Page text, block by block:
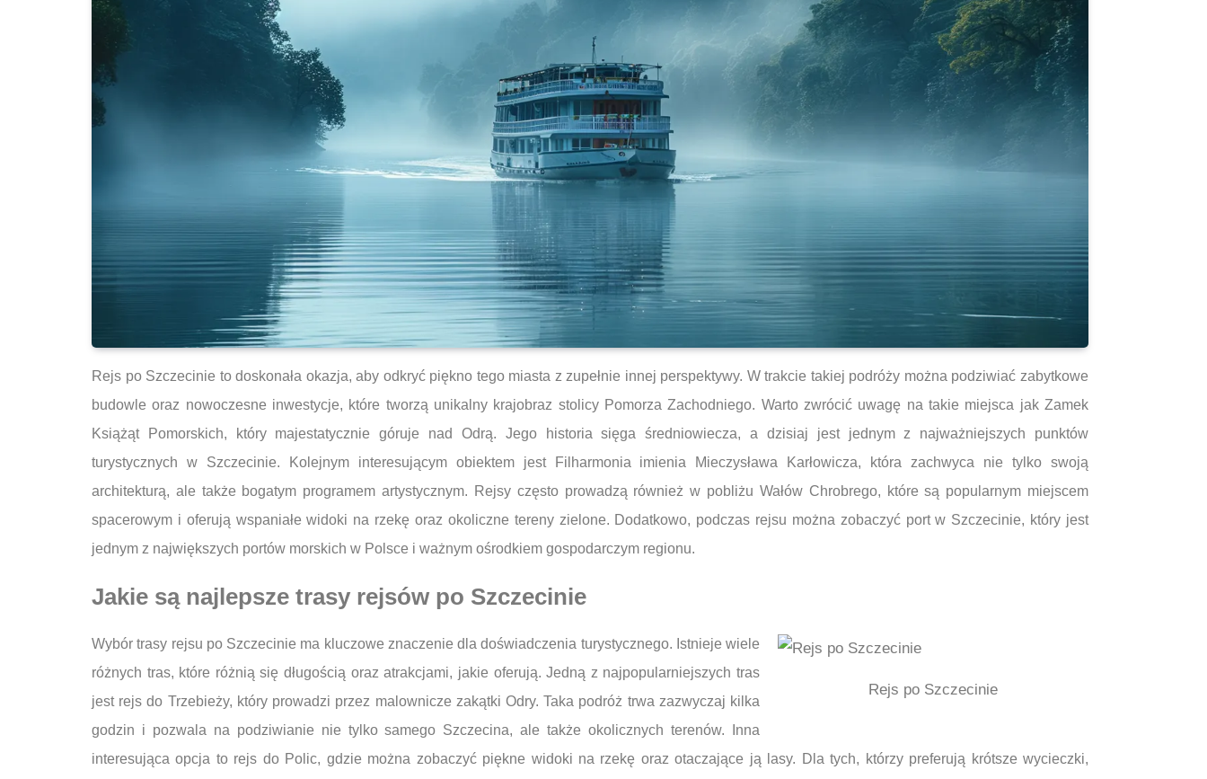
Rejs po Szczecinie to doskonała okazja, aby odkryć piękno tego miasta z zupełnie innej perspektywy. W trakcie takiej podróży można podziwiać zabytkowe
budowle oraz nowoczesne inwestycje, które tworzą unikalny krajobraz stolicy Pomorza Zachodniego. Warto zwrócić uwagę na takie miejsca jak Zamek
Książąt Pomorskich, który majestatycznie góruje nad Odrą. Jego historia sięga średniowiecza, a dzisiaj jest jednym z najważniejszych punktów
turystycznych w Szczecinie. Kolejnym interesującym obiektem jest Filharmonia imienia Mieczysława Karłowicza, która zachwyca nie tylko swoją
architekturą, ale także bogatym programem artystycznym. Rejsy często prowadzą również w pobliżu Wałów Chrobrego, które są popularnym miejscem
spacerowym i oferują wspaniałe widoki na rzekę oraz okoliczne tereny zielone. Dodatkowo, podczas rejsu można zobaczyć port w Szczecinie, który jest
jednym z największych portów morskich w Polsce i ważnym ośrodkiem gospodarczym regionu.
Jakie są najlepsze trasy rejsów po Szczecinie
Rejs po Szczecinie
Wybór trasy rejsu po Szczecinie ma kluczowe znaczenie dla doświadczenia turystycznego. Istnieje wiele
różnych tras, które różnią się długością oraz atrakcjami, jakie oferują. Jedną z najpopularniejszych tras
jest rejs do Trzebieży, który prowadzi przez malownicze zakątki Odry. Taka podróż trwa zazwyczaj kilka
godzin i pozwala na podziwianie nie tylko samego Szczecina, ale także okolicznych terenów. Inna
interesująca opcja to rejs do Polic, gdzie można zobaczyć piękne widoki na rzekę oraz otaczające ją lasy. Dla tych, którzy preferują krótsze wycieczki,